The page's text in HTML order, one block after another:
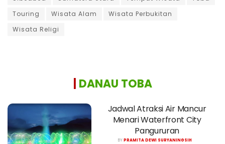
Touring
Wisata Alam
Wisata Perbukitan
Wisata Religi
DANAU TOBA
Jadwal Atraksi Air Mancur
Menari Waterfront City
Pangururan
BYPRAMITA DEWI SURYANINGSIH